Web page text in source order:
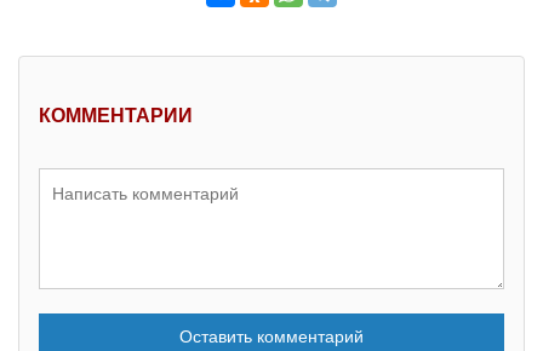
КОММЕНТАРИИ
Оставить комментарий